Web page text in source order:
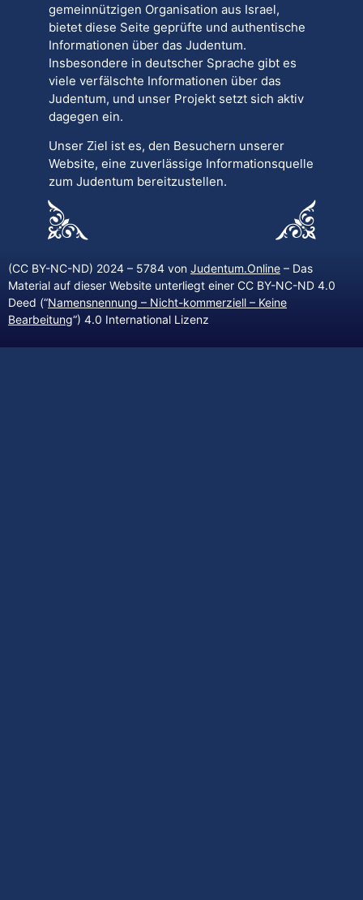
gemeinnützigen Organisation aus Israel,
bietet diese Seite geprüfte und authentische
Informationen über das Judentum.
Insbesondere in deutscher Sprache gibt es
viele verfälschte Informationen über das
Judentum, und unser Projekt setzt sich aktiv
dagegen ein.
Unser Ziel ist es, den Besuchern unserer
Website, eine zuverlässige Informationsquelle
zum Judentum bereitzustellen.
(CC BY-NC-ND) 2024 – 5784 von Judentum.Online – Das
Material auf dieser Website unterliegt einer CC BY-NC-ND 4.0
Deed (“Namensnennung – Nicht-kommerziell – Keine
Bearbeitung“) 4.0 International Lizenz